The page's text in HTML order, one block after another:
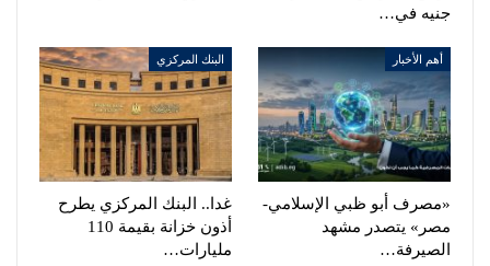
جنيه في…
أهم الأخبار
«مصرف أبو ظبي الإسلامي-
مصر» يتصدر مشهد
الصيرفة…
البنك المركزي
غدا.. البنك المركزي يطرح
أذون خزانة بقيمة 110
مليارات…